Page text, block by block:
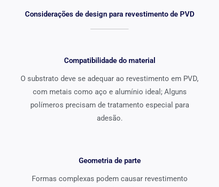
Considerações de design para revestimento de PVD
Compatibilidade do material
O substrato deve se adequar ao revestimento em PVD,
com metais como aço e alumínio ideal; Alguns
polímeros precisam de tratamento especial para
adesão.
Geometria de parte
Formas complexas podem causar revestimento